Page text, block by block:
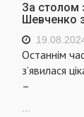
За столом
Шевченко
Останнім
з’явилася
–
...